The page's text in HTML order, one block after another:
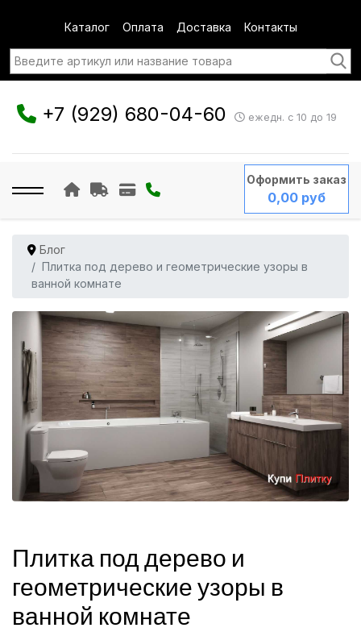
Каталог Оплата Доставка Контакты
+7 (929) 680-04-60 ежедн. с 10 до 19
Оформить заказ
0,00 руб
Блог
Плитка под дерево и геометрические узоры в
ванной комнате
Плитка под дерево и
геометрические узоры в
ванной комнате